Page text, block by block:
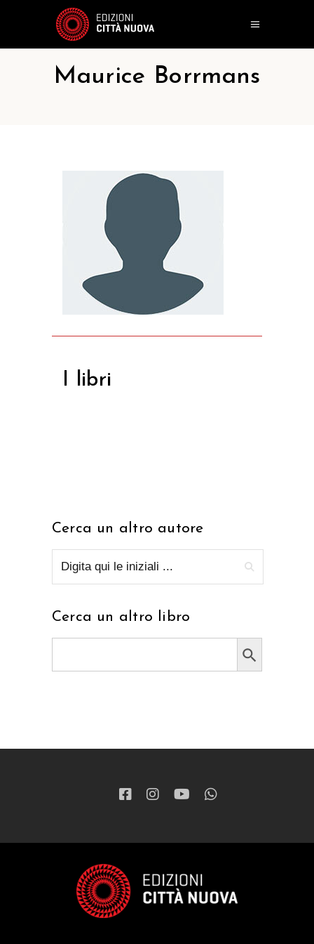
Maurice Borrmans
I libri
Cerca un altro autore
Cerca un altro libro
Search Button